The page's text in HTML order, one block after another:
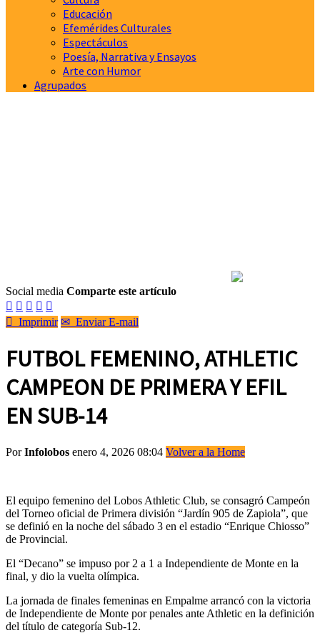
Educación
Efemérides Culturales
Espectáculos
Poesía, Narrativa y Ensayos
Arte con Humor
Agrupados
Social media Comparte este artículo
    
 Imprimir ✉ Enviar E-mail
FUTBOL FEMENINO, ATHLETIC
CAMPEON DE PRIMERA Y EFIL
EN SUB-14
PorInfolobos enero 4, 2026 08:04 Volver a la Home
El equipo femenino del Lobos Athletic Club, se consagró Campeón
del Torneo oficial de Primera división “Jardín 905 de Zapiola”, que
se definió en la noche del sábado 3 en el estadio “Enrique Chiosso”
de Provincial.
El “Decano” se impuso por 2 a 1 a Independiente de Monte en la
final, y dio la vuelta olímpica.
La jornada de finales femeninas en Empalme arrancó con la victoria
de Independiente de Monte por penales ante Athletic en la definición
del título de categoría Sub-12.